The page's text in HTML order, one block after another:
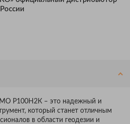
Р100Н2К – это надежный и
который станет отличным
в области геодезии и